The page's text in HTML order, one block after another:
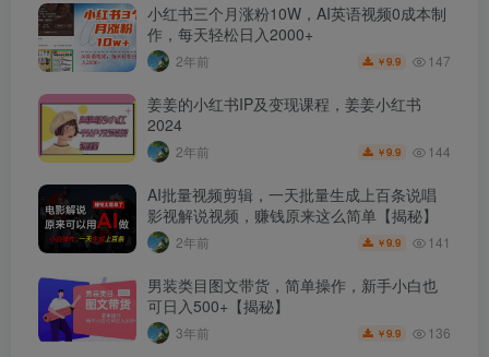
小红书三个月涨粉10W，AI英语视频0成本制
作，每天轻松日入2000+
2年前 ￥9.9 147
姜姜的小红书IP及变现课程，姜姜小红书
2024
2年前 ￥9.9 144
AI批量视频剪辑，一天批量生成上百条说唱
影视解说视频，赚钱原来这么简单【揭秘】
2年前 ￥9.9 141
男装类目图文带货，简单操作，新手小白也
可日入500+【揭秘】
3年前 ￥9.9 136